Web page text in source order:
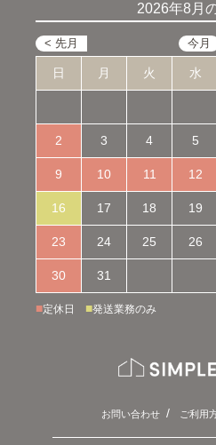
2026年8月
日 月 火 水
2 3 4 5
9 10 11 12
16 17 18 19
23 24 25 26
30 31
■定休日 ■発送業務のみ
お問い合わせ ご利用